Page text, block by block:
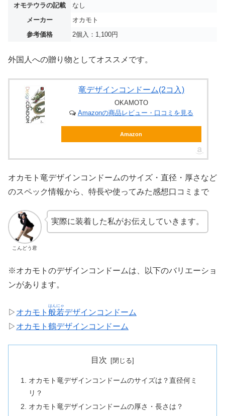
オモテウラの記載
なし
メーカー
オカモト
参考価格
2個入：1,100円
外国人への贈り物としてオススメです。
竜デザインコンドーム(2コ入)
OKAMOTO
Amazonの商品レビュー・口コミを見る
Amazon
オカモト竜デザインコンドームのサイズ・直径・厚さなど
のスペック情報から、特長や使ってみた感想口コミまで
こんどう君
実際に装着した私がお伝えしていきます。
※オカモトのデザインコンドームは、以下のバリエーショ
ンがあります。
▷ オカモト 般若
はんにゃ
デザインコンドーム
▷ オカモト鶴デザインコンドーム
目次
オカモト竜デザインコンドームのサイズは？直径何ミ
リ？
オカモト竜デザインコンドームの厚さ・長さは？